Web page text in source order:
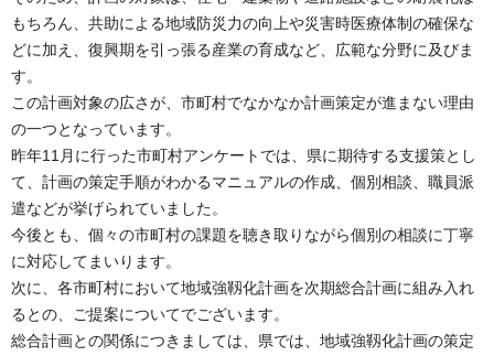
もちろん、共助による地域防災力の向上や災害時医療体制の確保な
どに加え、復興期を引っ張る産業の育成など、広範な分野に及びま
す。
この計画対象の広さが、市町村でなかなか計画策定が進まない理由
の一つとなっています。
昨年11月に行った市町村アンケートでは、県に期待する支援策とし
て、計画の策定手順がわかるマニュアルの作成、個別相談、職員派
遣などが挙げられていました。
今後とも、個々の市町村の課題を聴き取りながら個別の相談に丁寧
に対応してまいります。
次に、各市町村において地域強靱化計画を次期総合計画に組み入れ
るとの、ご提案についてでございます。
総合計画との関係につきましては、県では、地域強靱化計画の策定